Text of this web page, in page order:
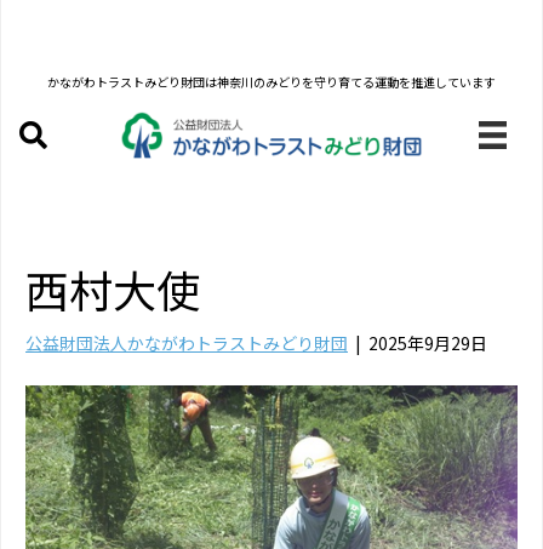
かながわトラストみどり財団は神奈川のみどりを守り育てる運動を推進しています
西村大使
公益財団法人かながわトラストみどり財団 | 2025年9月29日